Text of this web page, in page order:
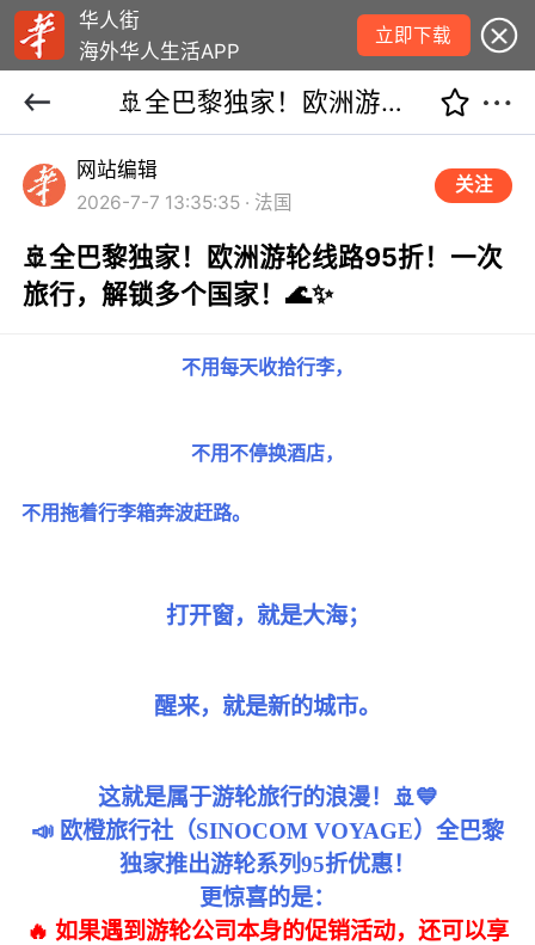
华人街
海外华人生活APP
立即下载
🚢全巴黎独家！欧洲游轮线路95折！一次旅行，解锁多个国家！🌊✨
网站编辑
2026-7-7 13:35:35 · 法国
关注
🚢全巴黎独家！欧洲游轮线路95折！一次
旅行，解锁多个国家！🌊✨
不用每天收拾行李，
不用不停换酒店，
不用拖着行李箱奔波赶路。
打开窗，就是大海；
醒来，就是新的城市。
这就是属于游轮旅行的浪漫！🚢💙
📣 欧橙旅行社（SINOCOM VOYAGE）全巴黎
独家推出游轮系列95折优惠！
更惊喜的是：
🔥 如果遇到游轮公司本身的促销活动，还可以享